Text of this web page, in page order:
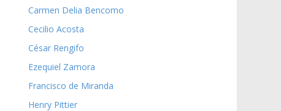
Carmen Delia Bencomo
Cecilio Acosta
César Rengifo
Ezequiel Zamora
Francisco de Miranda
Henry Pittier